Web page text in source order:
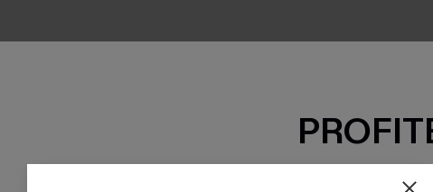
RÉINITIALISER LES FILTRES
-15% dès 2